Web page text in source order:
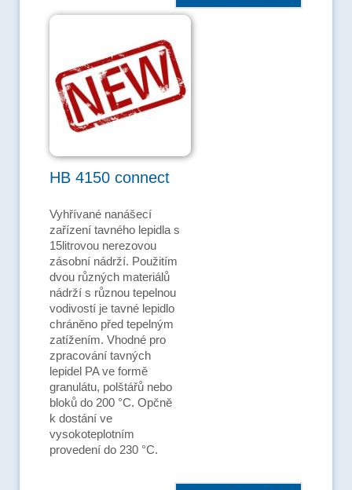
HB 4150 connect
Vyhřívané nanášecí
zařízení tavného lepidla s
15litrovou nerezovou
zásobní nádrží. Použitím
dvou různých materiálů
nádrží s různou tepelnou
vodivostí je tavné lepidlo
chráněno před tepelným
zatížením. Vhodné pro
zpracování tavných
lepidel PA ve formě
granulátu, polštářů nebo
bloků do 200 °C. Opčně
k dostání ve
vysokoteplotním
provedení do 230 °C.